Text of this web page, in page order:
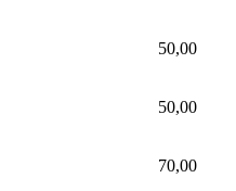
50,00
50,00
70,00